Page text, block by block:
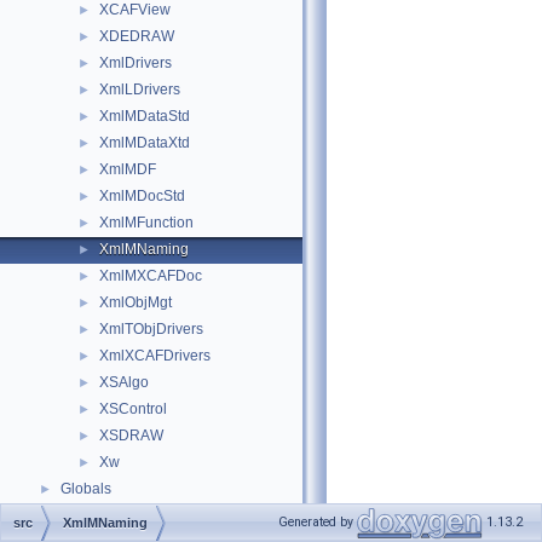
► XCAFView
► XDEDRAW
► XmlDrivers
► XmlLDrivers
► XmlMDataStd
► XmlMDataXtd
► XmlMDF
► XmlMDocStd
► XmlMFunction
► XmlMNaming
► XmlMXCAFDoc
► XmlObjMgt
► XmlTObjDrivers
► XmlXCAFDrivers
► XSAlgo
► XSControl
► XSDRAW
► Xw
► Globals
src XmlMNaming Generated by 1.13.2